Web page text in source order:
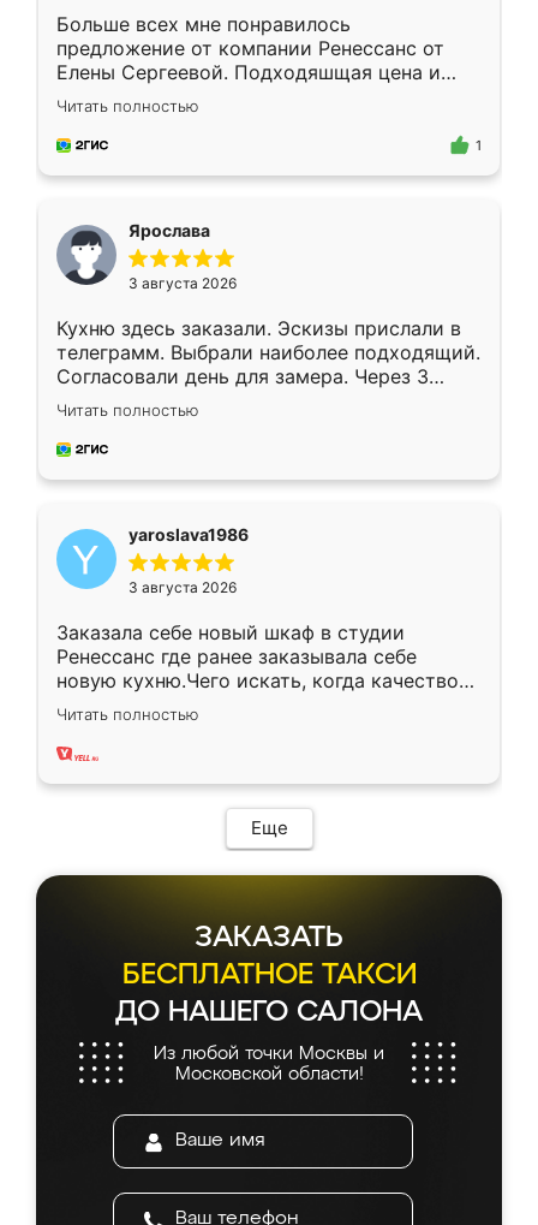
Больше всех мне понравилось
предложение от компании Ренессанс от
Елены Сергеевой. Подходяшщая цена и
короткие сроки изготовления. Приехавший
для замера сотрудник Владислав
предложил по моему эскизу самый
Читать полностью
1
Ярослава
3 августа 2026
Кухню здесь заказали. Эскизы прислали в
телеграмм. Выбрали наиболее подходящий.
Согласовали день для замера. Через 3
недели кухня была уже готова. Остались
довольны работой. Спасибо Ренессанс
мебель за качественную работу!
Читать полностью
yaroslava1986
3 августа 2026
Заказала себе новый шкаф в студии
Ренессанс где ранее заказывала себе
новую кухню.Чего искать, когда качеством
вполне довольна. Служит кухня уже почти
два года, нареканий нет.
Читать полностью
Еще
ЗАКАЗАТЬ
БЕСПЛАТНОЕ ТАКСИ
ДО НАШЕГО САЛОНА
Из любой точки Москвы и
Московской области!